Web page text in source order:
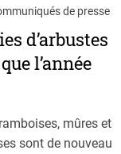
de presse
d’arbustes
l’année
mûres et
sont de nouveau